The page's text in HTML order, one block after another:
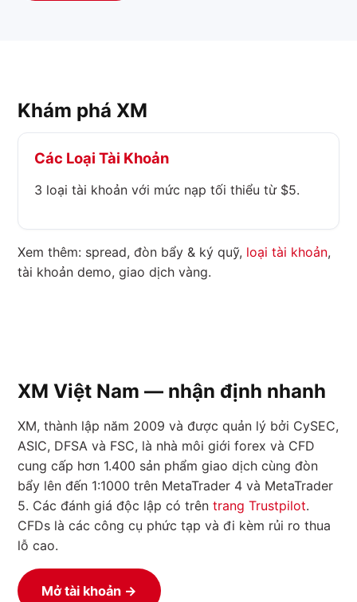
Khám phá XM
Các Loại Tài Khoản
3 loại tài khoản với mức nạp tối thiểu từ $5.
Xem thêm: spread, đòn bẩy & ký quỹ, loại tài khoản,
tài khoản demo, giao dịch vàng.
XM Việt Nam — nhận định nhanh
XM, thành lập năm 2009 và được quản lý bởi CySEC,
ASIC, DFSA và FSC, là nhà môi giới forex và CFD
cung cấp hơn 1.400 sản phẩm giao dịch cùng đòn
bẩy lên đến 1:1000 trên MetaTrader 4 và MetaTrader
5. Các đánh giá độc lập có trên trang Trustpilot.
CFDs là các công cụ phức tạp và đi kèm rủi ro thua
lỗ cao.
Mở tài khoản →